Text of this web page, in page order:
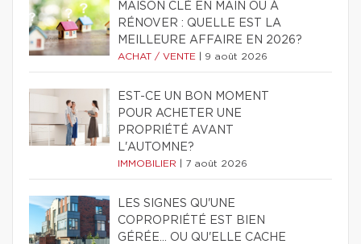
MAISON CLÉ EN MAIN OU À
RÉNOVER : QUELLE EST LA
MEILLEURE AFFAIRE EN 2026?
ACHAT / VENTE 9 août 2026
EST-CE UN BON MOMENT
POUR ACHETER UNE
PROPRIÉTÉ AVANT
L'AUTOMNE?
IMMOBILIER 7 août 2026
LES SIGNES QU'UNE
COPROPRIÉTÉ EST BIEN
GÉRÉE… OU QU'ELLE CACHE